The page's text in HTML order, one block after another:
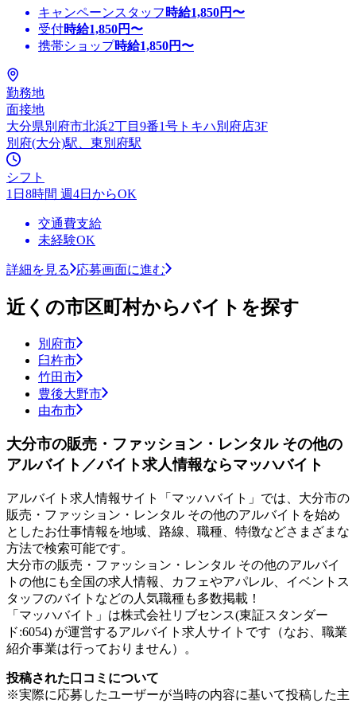
キャンペーンスタッフ 時給1,850円〜
受付時給1,850円〜
携帯ショップ時給1,850円〜
勤務地
面接地
大分県別府市北浜2丁目9番1号トキハ別府店3F
別府(大分)駅、東別府駅
シフト
1日8時間 週4日からOK
交通費支給
未経験OK
詳細を見る 応募画面に進む
近くの市区町村からバイトを探す
別府市
臼杵市
竹田市
豊後大野市
由布市
大分市の販売・ファッション・レンタル その他の
アルバイト／バイト求人情報ならマッハバイト
アルバイト求人情報サイト「マッハバイト」では、大分市の
販売・ファッション・レンタル その他のアルバイトを始め
としたお仕事情報を地域、路線、職種、特徴などさまざまな
方法で検索可能です。
大分市の販売・ファッション・レンタル その他のアルバイ
トの他にも全国の求人情報、カフェやアパレル、イベントス
タッフのバイトなどの人気職種も多数掲載！
「マッハバイト」は株式会社リブセンス(東証スタンダー
ド:6054) が運営するアルバイト求人サイトです（なお、職業
紹介事業は行っておりません）。
投稿された口コミについて
※実際に応募したユーザーが当時の内容に基いて投稿した主